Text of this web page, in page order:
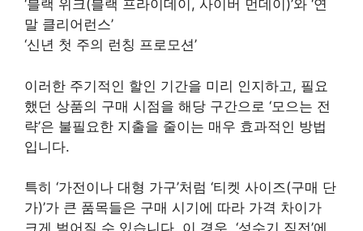
‘블랙 위크(블랙 프라이데이, 사이버 먼데이)’와 ‘연
말 클리어런스’
‘신년 첫 주의 런칭 프로모션’
이러한 주기적인 할인 기간을 미리 인지하고, 필요
했던 상품의 구매 시점을 해당 구간으로 ‘모으는 전
략’은 불필요한 지출을 줄이는 매우 효과적인 방법
입니다.
특히 ‘가전이나 대형 가구’처럼 ‘티켓 사이즈(구매 단
가)’가 큰 품목들은 구매 시기에 따라 가격 차이가
크게 벌어질 수 있습니다. 이 경우, ‘성수기 직전’에